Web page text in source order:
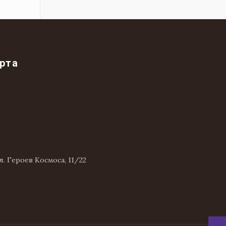
Героев Космоса, 11/22